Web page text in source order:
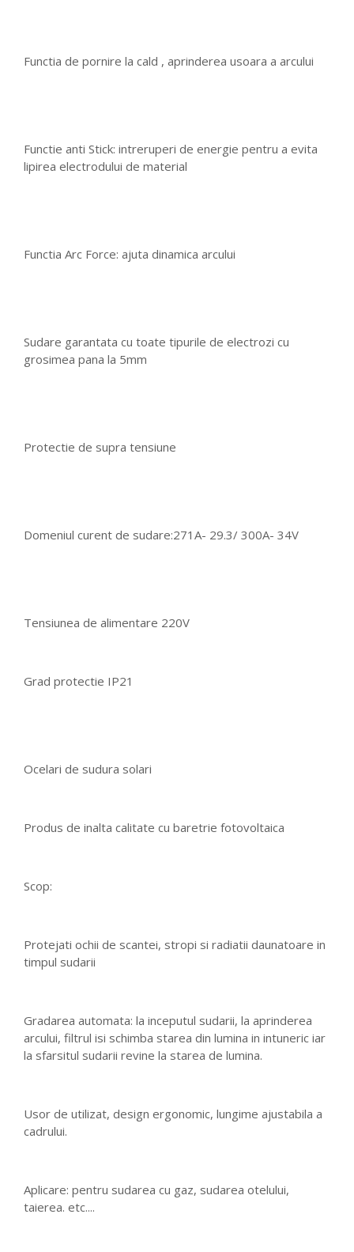
Functia de pornire la cald , aprinderea usoara a arcului
Functie anti Stick: intreruperi de energie pentru a evita
lipirea electrodului de material
Functia Arc Force: ajuta dinamica arcului
Sudare garantata cu toate tipurile de electrozi cu
grosimea pana la 5mm
Protectie de supra tensiune
Domeniul curent de sudare:271A- 29.3/ 300A- 34V
Tensiunea de alimentare 220V
Grad protectie IP21
Ocelari de sudura solari
Produs de inalta calitate cu baretrie fotovoltaica
Scop:
Protejati ochii de scantei, stropi si radiatii daunatoare in
timpul sudarii
Gradarea automata: la inceputul sudarii, la aprinderea
arcului, filtrul isi schimba starea din lumina in intuneric iar
la sfarsitul sudarii revine la starea de lumina.
Usor de utilizat, design ergonomic, lungime ajustabila a
cadrului.
Aplicare: pentru sudarea cu gaz, sudarea otelului,
taierea. etc....